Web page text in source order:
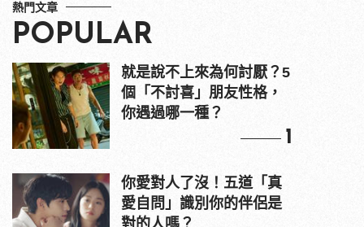
熱門文章
POPULAR
就是說不上來為何討厭？5
個「不討喜」朋友性格，
你遇過哪一種？
1
你愛對人了沒！五道「真
愛自問」識別你的伴侶是